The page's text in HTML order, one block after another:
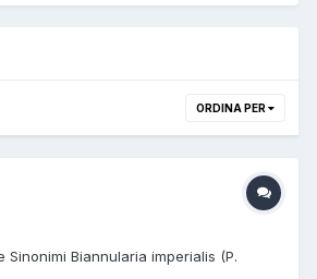
ORDINA PER
Biannularia imperialis (P.